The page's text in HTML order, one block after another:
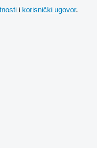
i korisnički ugovor.